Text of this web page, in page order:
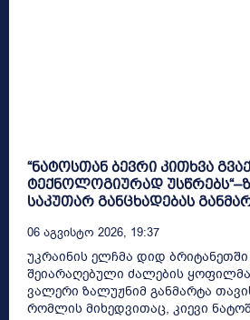
“ნატოსთან ბევრი კითხვა
ტექნოლოგიურად
საკუთარ განცხადებას
06 Აგვისტო 2026, 19:37
უკრაინის ელჩმა დიდ
შეიარაღებული ძალების
ვალერი ზალუჟნიმ განმარტა
რომლის მიხედვითაც, კიევი